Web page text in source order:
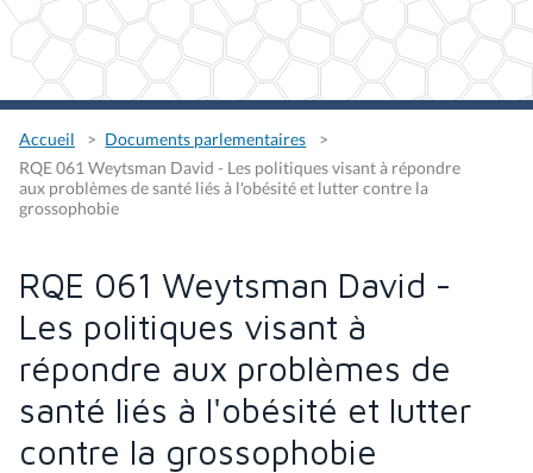
Accueil
Documents parlementaires
RQE 061 Weytsman David - Les politiques visant à répondre
aux problèmes de santé liés à l'obésité et lutter contre la
grossophobie
RQE 061 Weytsman David -
Les politiques visant à
répondre aux problèmes de
santé liés à l'obésité et lutter
contre la grossophobie